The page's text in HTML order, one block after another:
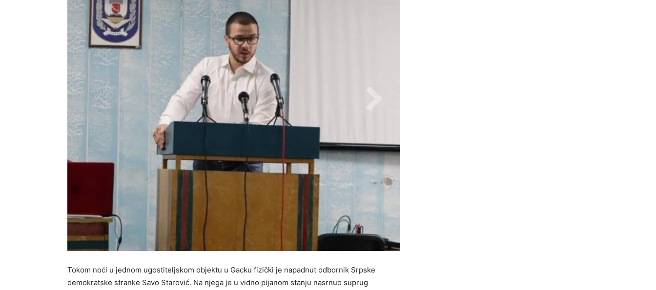
Tokom noći u jednom ugostiteljskom objektu u Gacku fizički je napadnut odbornik Srpske
demokratske stranke Savo Starović. Na njega je u vidno pijanom stanju nasrnuo suprug